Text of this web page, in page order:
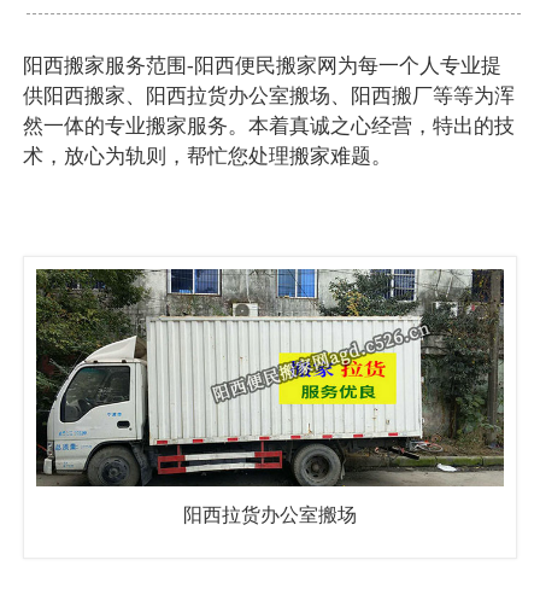
阳西搬家服务范围-阳西便民搬家网为每一个人专业提
供阳西搬家、阳西拉货办公室搬场、阳西搬厂等等为浑
然一体的专业搬家服务。本着真诚之心经营，特出的技
术，放心为轨则，帮忙您处理搬家难题。
阳西拉货办公室搬场